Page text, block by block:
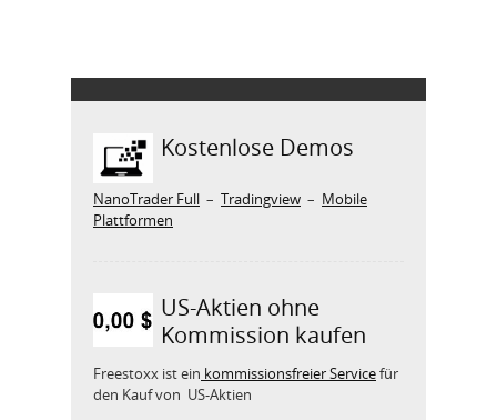
Kostenlose Demos
NanoTrader Full – Tradingview – Mobile
Plattformen
US-Aktien ohne
Kommission kaufen
Freestoxx ist ein kommissionsfreier Servicefür
den Kauf von US-Aktien